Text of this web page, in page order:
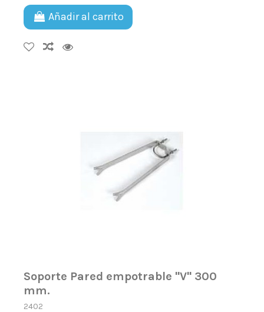
Añadir al carrito
Soporte Pared empotrable ''V'' 300
mm.
2402